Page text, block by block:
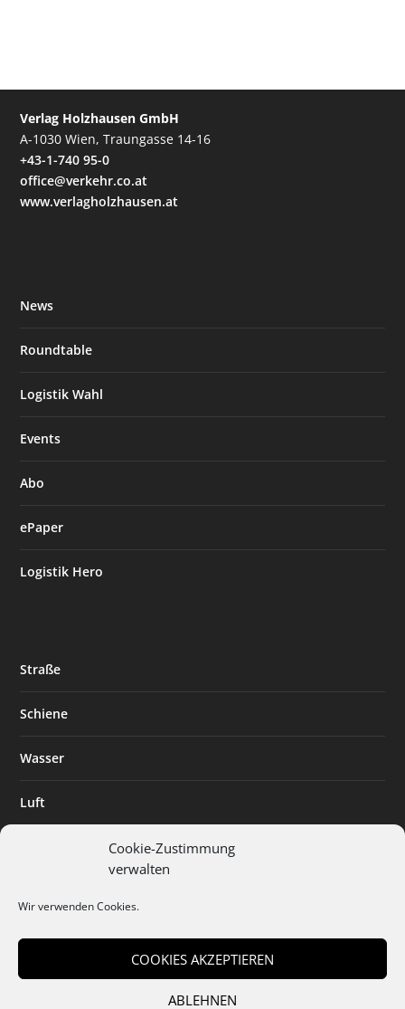
Cookie-Zustimmung
verwalten
Wir verwenden Cookies.
COOKIES AKZEPTIEREN
ABLEHNEN
Verlag Holzhausen GmbH
A-1030 Wien, Traungasse 14-16
+43-1-740 95-0
office@verkehr.co.at
www.verlagholzhausen.at
News
Roundtable
Logistik Wahl
Events
Abo
ePaper
Logistik Hero
Straße
Schiene
Wasser
Luft
Digitalisierung